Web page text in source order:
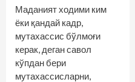
Маданият ходими ким
ёки қандай кадр,
мутахассис бўлмоғи
керак, деган савол
кўпдан бери
мутахассисларни,